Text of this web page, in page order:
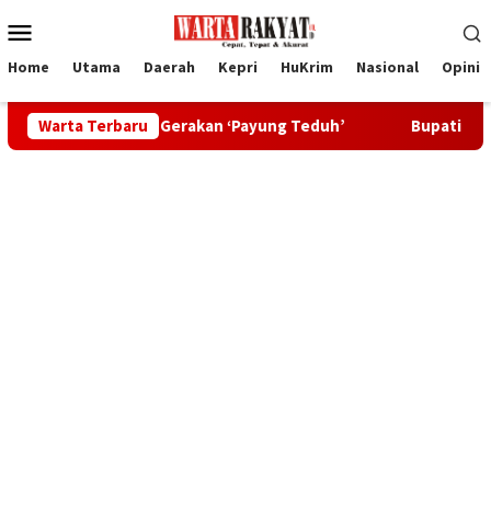
ke
Mobile
Home Utama Daerah Kepri HuKrim Nasional Opini
Warta Terbaru
Gerakan ‘Payung Teduh’ Bupati Karimun Ing